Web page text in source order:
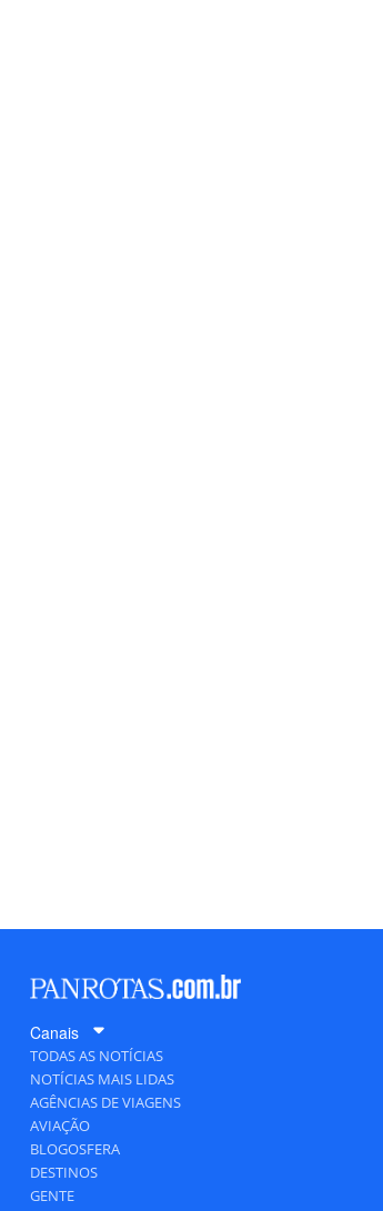
Canais
TODAS AS NOTÍCIAS
NOTÍCIAS MAIS LIDAS
AGÊNCIAS DE VIAGENS
AVIAÇÃO
BLOGOSFERA
DESTINOS
GENTE